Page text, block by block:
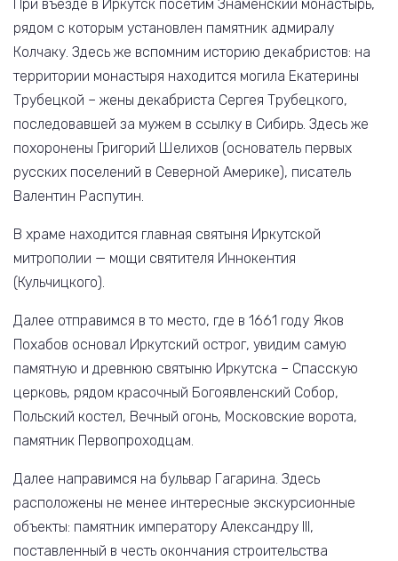
При въезде в Иркутск посетим Знаменский монастырь,
рядом с которым установлен памятник адмиралу
Колчаку. Здесь же вспомним историю декабристов: на
территории монастыря находится могила Екатерины
Трубецкой – жены декабриста Сергея Трубецкого,
последовавшей за мужем в ссылку в Сибирь. Здесь же
похоронены Григорий Шелихов (основатель первых
русских поселений в Северной Америке), писатель
Валентин Распутин.
В храме находится главная святыня Иркутской
митрополии — мощи святителя Иннокентия
(Кульчицкого).
Далее отправимся в то место, где в 1661 году Яков
Похабов основал Иркутский острог, увидим самую
памятную и древнюю святыню Иркутска – Спасскую
церковь, рядом красочный Богоявленский Собор,
Польский костел, Вечный огонь, Московские ворота,
памятник Первопроходцам.
Далее направимся на бульвар Гагарина. Здесь
расположены не менее интересные экскурсионные
объекты: памятник императору Александру III,
поставленный в честь окончания строительства